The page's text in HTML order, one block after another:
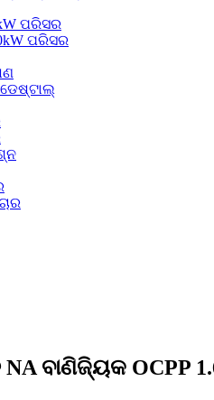
ପରିସର
ପରିସର
ବାଣିଜ୍ୟିକ OCPP